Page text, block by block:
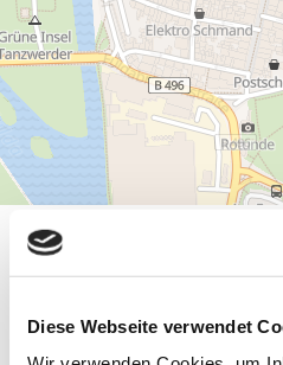
Diese Webseite verwendet
Allgemeine